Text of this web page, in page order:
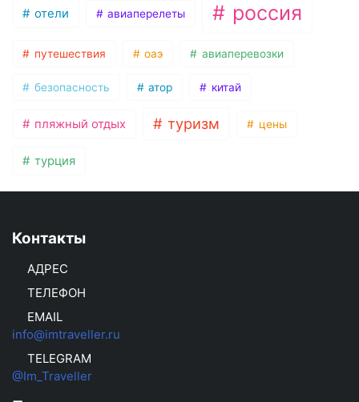
отели авиаперелеты россия
путешествия оаэ авиаперевозки
безопасность атор китай
пляжный отдых туризм цены
турция
Контакты
АДРЕС
ТЕЛЕФОН
EMAIL
info@imtraveller.ru
TELEGRAM
@Im_Traveller